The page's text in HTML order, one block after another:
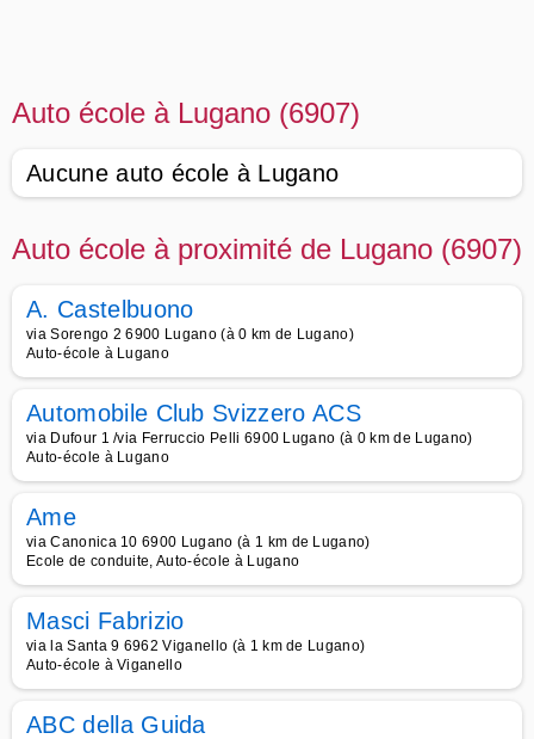
Auto école à Lugano (6907)
Aucune auto école à Lugano
Auto école à proximité de Lugano (6907)
A. Castelbuono
via Sorengo 2 6900 Lugano (à 0 km de Lugano)
Auto-école à Lugano
Automobile Club Svizzero ACS
via Dufour 1 /via Ferruccio Pelli 6900 Lugano (à 0 km de Lugano)
Auto-école à Lugano
Ame
via Canonica 10 6900 Lugano (à 1 km de Lugano)
Ecole de conduite, Auto-école à Lugano
Masci Fabrizio
via la Santa 9 6962 Viganello (à 1 km de Lugano)
Auto-école à Viganello
ABC della Guida